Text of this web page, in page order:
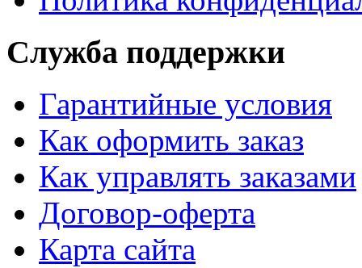
Служба поддержки
Гарантийные условия
Как оформить заказ
Как управлять заказами
Договор-оферта
Карта сайта